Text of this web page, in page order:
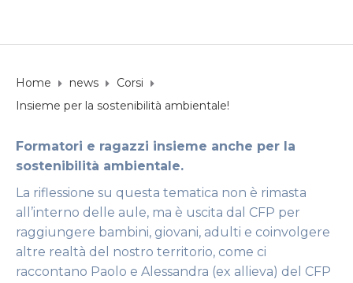
Home news
Corsi
Insieme per la sostenibilità ambientale!
Formatori e ragazzi insieme anche per la
sostenibilità ambientale.
La riflessione su questa tematica non è rimasta
all’interno delle aule, ma è uscita dal CFP per
raggiungere bambini, giovani, adulti e coinvolgere
altre realtà del nostro territorio, come ci
raccontano Paolo e Alessandra (ex allieva) del CFP